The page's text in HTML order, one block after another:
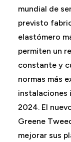
mundial de
previsto
elastómero
permiten un
constante y
normas más
instalaciones
2024. El
Greene
mejorar sus